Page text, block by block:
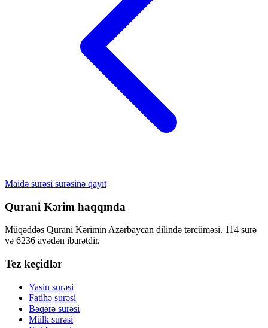
Maidə surəsi surəsinə qayıt
Qurani Kərim haqqında
Müqəddəs Qurani Kərimin Azərbaycan dilində tərcüməsi. 114 surə
və 6236 ayədən ibarətdir.
Tez keçidlər
Yasin surəsi
Fatihə surəsi
Bəqərə surəsi
Mülk surəsi